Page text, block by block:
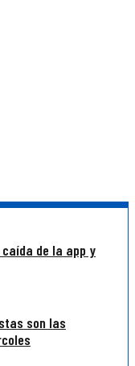
caída de la app y
son las